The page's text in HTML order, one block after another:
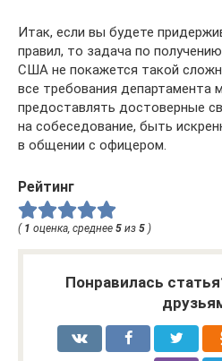
Итак, если вы будете
правил, то задача по
США не покажется такой
все требования департамента
предоставлять достоверные
на собеседование, быть
в общении с офицером.
Рейтинг
( 1 оценка, среднее 5 из 5 )
Понравилась